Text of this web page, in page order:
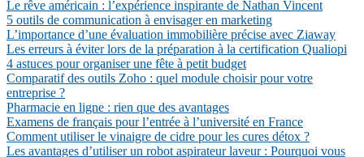
Le rêve américain : l’expérience inspirante de Nathan Vincent
5 outils de communication à envisager en marketing
L’importance d’une évaluation immobilière précise avec Ziaway
Les erreurs à éviter lors de la préparation à la certification Qualiopi
4 astuces pour organiser une fête à petit budget
Comparatif des outils Zoho : quel module choisir pour votre
entreprise ?
Pharmacie en ligne : rien que des avantages
Examens de français pour l’entrée à l’université en France
Comment utiliser le vinaigre de cidre pour les cures détox ?
Les avantages d’utiliser un robot aspirateur laveur : Pourquoi vous